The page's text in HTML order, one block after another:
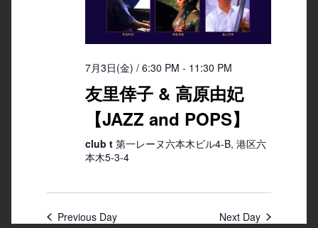
7月3日(金) / 6:30 PM - 11:30 PM
友里倖子 & 高原由妃
【JAZZ and POPS】
club t 第一レーヌ六本木ビル4-B, 港区六
本木5-3-4
Previous Day Next Day